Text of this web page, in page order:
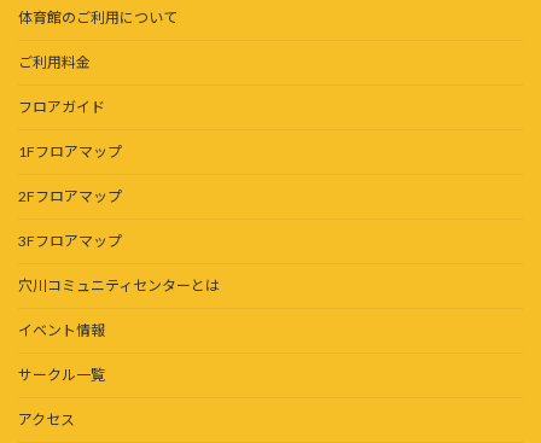
体育館のご利用について
ご利用料金
フロアガイド
1Fフロアマップ
2Fフロアマップ
3Fフロアマップ
穴川コミュニティセンターとは
イベント情報
サークル一覧
アクセス